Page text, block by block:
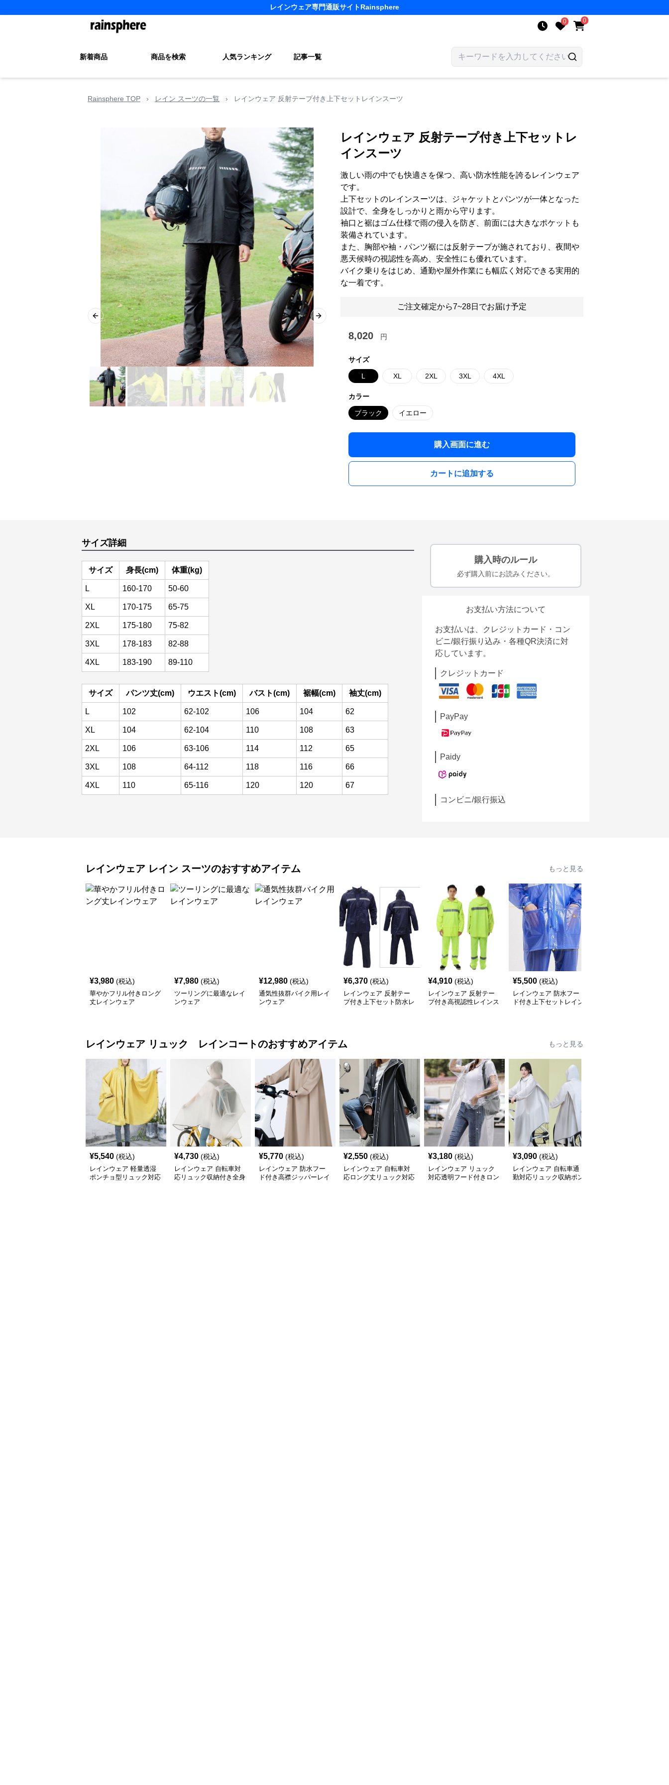
レインウェア専門通販サイトRainsphere
0 0
新着商品 商品を検索 人気ランキング 記事一覧
Rainsphere TOP › レイン スーツの一覧 › レインウェア 反射テープ付き上下セットレインスーツ
Previous slide Next slide
レインウェア 反射テープ付き上下セットレ
インスーツ
激しい雨の中でも快適さを保つ、高い防水性能を誇るレインウェア
です。
上下セットのレインスーツは、ジャケットとパンツが一体となった
設計で、全身をしっかりと雨から守ります。
袖口と裾はゴム仕様で雨の侵入を防ぎ、前面には大きなポケットも
装備されています。
また、胸部や袖・パンツ裾には反射テープが施されており、夜間や
悪天候時の視認性を高め、安全性にも優れています。
バイク乗りをはじめ、通勤や屋外作業にも幅広く対応できる実用的
な一着です。
ご注文確定から7~28日でお届け予定
8,020 円
サイズ
L XL 2XL 3XL 4XL
カラー
ブラック イエロー
購入画面に進む
カートに追加する
サイズ詳細
サイズ 身長(cm) 体重(kg)
L 160-170 50-60
XL 170-175 65-75
2XL 175-180 75-82
3XL 178-183 82-88
4XL 183-190 89-110
サイズ パンツ丈(cm) ウエスト(cm) バスト(cm) 裾幅(cm) 袖丈(cm)
L 102 62-102 106 104 62
XL 104 62-104 110 108 63
2XL 106 63-106 114 112 65
3XL 108 64-112 118 116 66
4XL 110 65-116 120 120 67
購入時のルール
必ず購入前にお読みください。
お支払い方法について
お支払いは、クレジットカード・コン
ビニ/銀行振り込み・各種QR決済に対
応しています。
クレジットカード
PayPay
Paidy
コンビニ/銀行振込
レインウェア レイン スーツのおすすめアイテム もっと見る
¥3,980 (税込)
華やかフリル付きロング
丈レインウェア
¥7,980 (税込)
ツーリングに最適なレイ
ンウェア
¥12,980 (税込)
通気性抜群バイク用レイ
ンウェア
¥6,370 (税込)
レインウェア 反射テー
プ付き上下セット防水レ
¥4,910 (税込)
レインウェア 反射テー
プ付き高視認性レインス
¥5,500 (税込)
レインウェア 防水フー
ド付き上下セットレイン
レインウェア リュック レインコートのおすすめアイテム もっと見る
¥5,540 (税込)
レインウェア 軽量透湿
ポンチョ型リュック対応
¥4,730 (税込)
レインウェア 自転車対
応リュック収納付き全身
¥5,770 (税込)
レインウェア 防水フー
ド付き高襟ジッパーレイ
¥2,550 (税込)
レインウェア 自転車対
応ロング丈リュック対応
¥3,180 (税込)
レインウェア リュック
対応透明フード付きロン
¥3,090 (税込)
レインウェア 自転車通
勤対応リュック収納ポン